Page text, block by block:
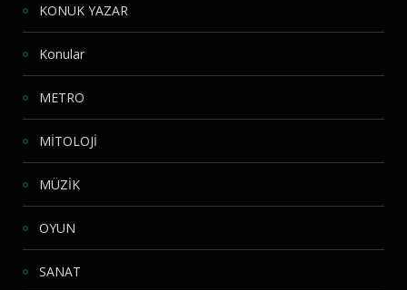
KONUK YAZAR
Konular
METRO
MİTOLOJİ
MÜZİK
OYUN
SANAT